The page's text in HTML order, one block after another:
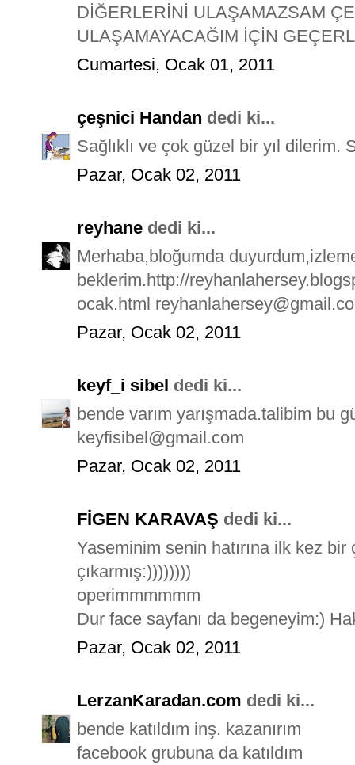
DİĞERLERİNİ ULAŞAMAZSAM
ULAŞAMAYACAĞIM İÇİN
Cumartesi, Ocak 01, 2011
çeşnici Handan dedi ki...
Sağlıklı ve çok güzel bir yıl dilerim.
Pazar, Ocak 02, 2011
reyhane dedi ki...
Merhaba,bloğumda
beklerim.http://
ocak.html
Pazar, Ocak 02, 2011
keyf_i sibel dedi ki...
bende varım yarışmada.talibim bu
keyfisibel@gmail.com
Pazar, Ocak 02, 2011
FİGEN KARAVAŞ dedi ki...
Yaseminim senin hatırına ilk kez
çıkarmış:))))))))
operimmmmmm
Dur face sayfanı da begeneyim:)
Pazar, Ocak 02, 2011
LerzanKaradan.com dedi ki...
bende katıldım inş. kazanırım
facebook grubuna da katıldım